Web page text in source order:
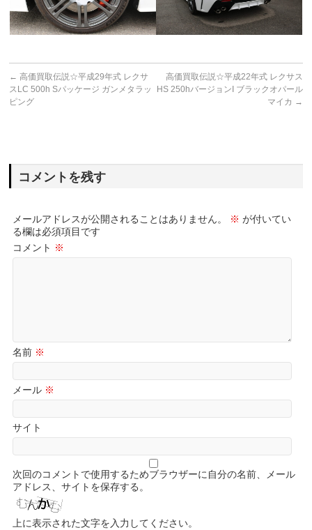
← 高価買取伝説☆平成29年式 レクサ
スLC 500h Sパッケージ ガンメタラッ
ピング
高価買取伝説☆平成22年式 レクサス
HS 250hバージョンI ブラックオパール
マイカ →
コメントを残す
メールアドレスが公開されることはありません。 ※ が付いてい
る欄は必須項目です
コメント ※
名前 ※
メール ※
サイト
次回のコメントで使用するためブラウザーに自分の名前、メール
アドレス、サイトを保存する。
上に表示された文字を入力してください。